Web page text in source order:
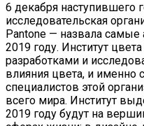
6 декабря наступившего
исследовательская
Pantone — назвала самые
2019 году. Институт
разработками и
влияния цвета, и именно
специалистов этой
всего мира. Институт
2019 году будут на